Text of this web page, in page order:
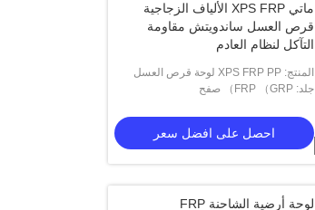
ماتي XPS FRP الألياف الزجاجية
قرص العسل ساندويتش مقاومة
التآكل لنظام العادم
المنتج: XPS FRP PP لوحة قرص العسل
جلد: FRP （GRP） صفح
احصل على افضل سعر
لوحة أرضية الشاحنة FRP